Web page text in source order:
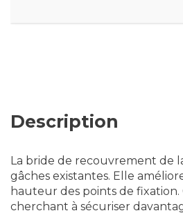
Description
La bride de recouvrement de
gâches existantes. Elle
hauteur des points de
cherchant à sécuriser